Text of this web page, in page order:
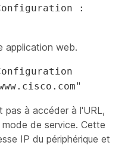
:
application web.
pas à accéder à l'URL,
de service. Cette
IP du périphérique et